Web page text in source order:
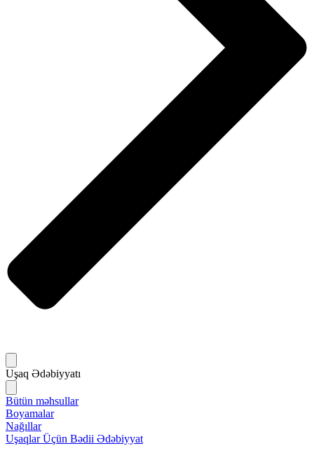
Uşaq Ədəbiyyatı
Bütün məhsullar
Boyamalar
Nağıllar
Uşaqlar Üçün Bədii Ədəbiyyat